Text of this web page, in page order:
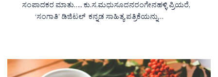
ಸಂಪಾದಕರ ಮಾತು….. ಕು.ಸ.ಮಧುಸೂದನರಂಗೇನಹಳ್ಳಿ ಪ್ರಿಯರೆ,
‘ಸಂಗಾತಿ’ ಡಿಜಿಟಲ್ ಕನ್ನಡ ಸಾಹಿತ್ಯ ಪತ್ರಿಕೆಯನ್ನು…